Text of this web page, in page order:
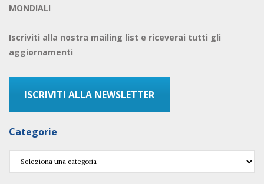
MONDIALI
Iscriviti alla nostra mailing list e riceverai tutti gli
aggiornamenti
ISCRIVITI ALLA NEWSLETTER
Categorie
Categorie